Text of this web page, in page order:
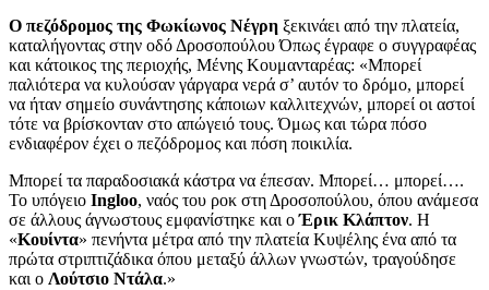
Ο πεζόδρομος της Φωκίωνος Νέγρη ξεκινάει από την πλατεία,
καταλήγοντας στην οδό Δροσοπούλου Όπως έγραφε ο συγγραφέας
και κάτοικος της περιοχής, Μένης Κουμανταρέας: «Μπορεί
παλιότερα να κυλούσαν γάργαρα νερά σ’ αυτόν το δρόμο, μπορεί
να ήταν σημείο συνάντησης κάποιων καλλιτεχνών, μπορεί οι αστοί
τότε να βρίσκονταν στο απώγειό τους. Όμως και τώρα πόσο
ενδιαφέρον έχει ο πεζόδρομος και πόση ποικιλία.
Μπορεί τα παραδοσιακά κάστρα να έπεσαν. Μπορεί… μπορεί….
Το υπόγειο Ingloo, ναός του ροκ στη Δροσοπούλου, όπου ανάμεσα
σε άλλους άγνωστους εμφανίστηκε και οΈρικ Κλάπτον. Η
«Κουίντα» πενήντα μέτρα από την πλατεία Κυψέλης ένα από τα
πρώτα στριπτιζάδικα όπου μεταξύ άλλων γνωστών, τραγούδησε
και ο Λούτσιο Ντάλα.»